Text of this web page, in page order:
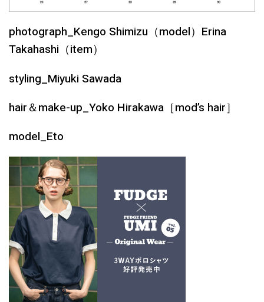
photograph_Kengo Shimizu（model）Erina
Takahashi（item）
styling_Miyuki Sawada
hair＆make-up_Yoko Hirakawa［mod’s hair］
model_Eto